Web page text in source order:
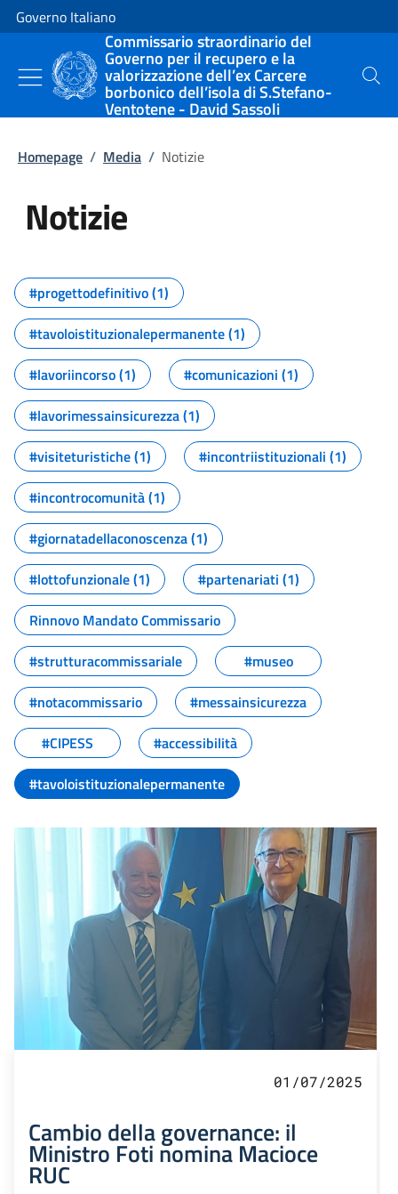
Vai al contenuto
Vai alla navigazione del sito
Governo Italiano
Commissario straordinario del
Governo per il recupero e la
valorizzazione dell’ex Carcere
borbonico dell’isola di S.Stefano-
Ventotene - David Sassoli
Cerca
Homepage / Media / Notizie
Notizie
Tutti i contenuti della pagina
#progettodefinitivo (1)
#tavoloistituzionalepermanente (1)
#lavoriincorso (1)
#comunicazioni (1)
#lavorimessainsicurezza (1)
#visiteturistiche (1)
#incontriistituzionali (1)
#incontrocomunità (1)
#giornatadellaconoscenza (1)
#lottofunzionale (1)
#partenariati (1)
Rinnovo Mandato Commissario
#strutturacommissariale
#museo
#notacommissario
#messainsicurezza
#CIPESS
#accessibilità
#tavoloistituzionalepermanente
01/07/2025
Cambio della governance: il
Ministro Foti nomina Macioce
RUC